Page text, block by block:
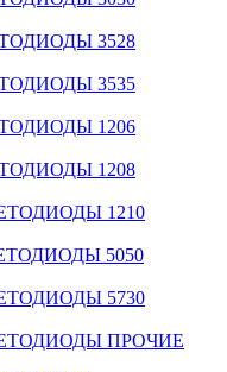
3528
3535
1206
1208
1210
5050
5730
ПРОЧИЕ